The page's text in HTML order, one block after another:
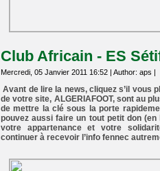
Club Africain - ES
Mercredi, 05 Janvier 2011 16:52 | Author: aps |
Avant de lire la news, cliquez s’il vous
de votre site, ALGERIAFOOT, sont au
de mettre la clé sous la porte
pouvez aussi faire un tout petit don
votre appartenance et votre
continuer à recevoir l’info fennec